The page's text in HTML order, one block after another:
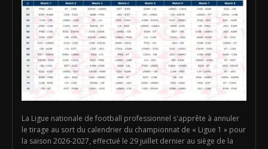
La Ligue nationale de football professionnel s'apprête à annuler
le tirage au sort du calendrier du championnat de « Ligue 1 » pour
la saison 2026-2027, effectué le 29 juillet dernier au siège de la